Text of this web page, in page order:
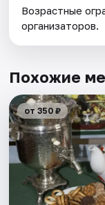
Возрастные
организаторов.
Похожие
от 350 ₽